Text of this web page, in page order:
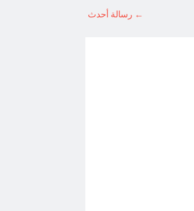
← رسالة أحدث